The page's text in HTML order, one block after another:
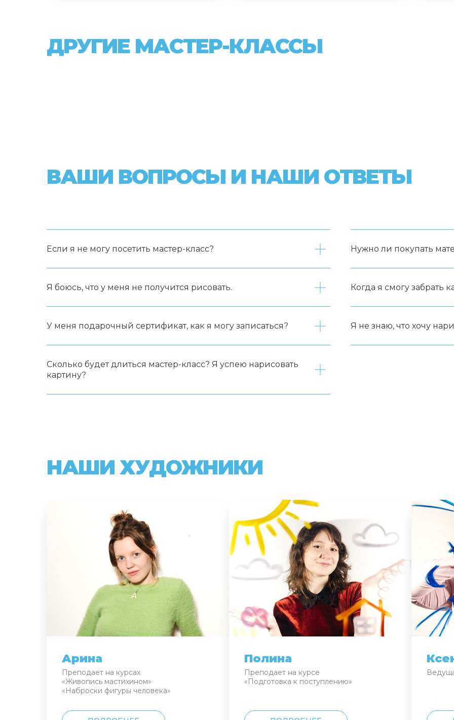
ДРУГИЕ МАСТЕР-КЛАССЫ
ВАШИ ВОПРОСЫ И НАШИ ОТВЕТЫ
Если я не могу посетить мастер-класс?
Я боюсь, что у меня не получится рисовать.
У меня подарочный сертификат, как я могу записаться?
Сколько будет длиться мастер-класс? Я успею нарисовать
картину?
Нужно ли покупать
Когда я смогу забрать
Я не знаю, что хочу
НАШИ ХУДОЖНИКИ
Арина
Преподает на курсах
«Живопись мастихином»
«Наброски фигуры человека»
Полина
Преподает на курсе
«Подготовка к поступлению»